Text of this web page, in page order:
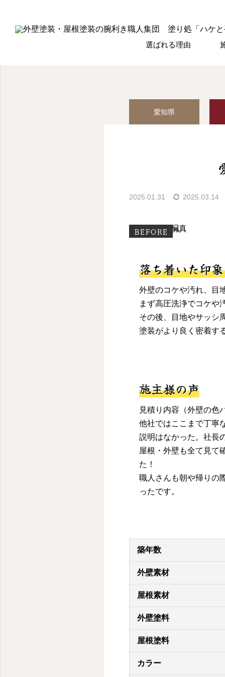
選ばれる理由
愛知県
2025.01.31 2025.03.14
BEFORE
落ち着いた印
外壁のコケや汚れ、目
まず高圧洗浄でコケや
その後、目地やサッシ
塗装がより良く密着す
施主様の声
見積り内容（外壁の色
他社ではここまで丁寧
説明はなかった。社長
屋根・外壁も全て見て
た！
職人さんも朝や帰りの
ったです。
築年数
外壁素材
屋根素材
外壁塗料
屋根塗料
カラー